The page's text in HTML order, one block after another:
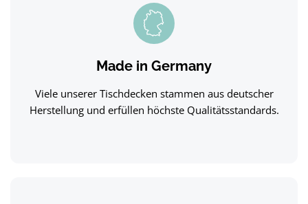
Made in Germany
Viele unserer Tischdecken stammen aus deutscher
Herstellung und erfüllen höchste Qualitätsstandards.